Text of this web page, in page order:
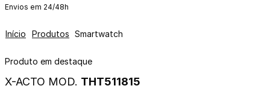
Envios em 24/48h
Início Produtos Smartwatch
Produto em destaque
X-ACTO MOD. THT511815